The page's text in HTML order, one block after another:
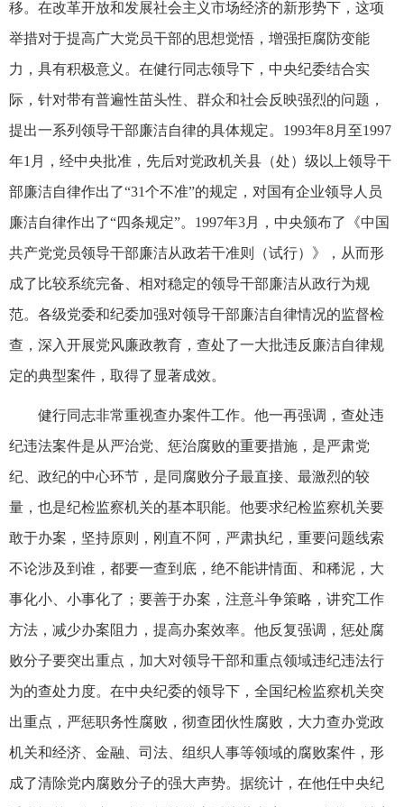
移。在改革开放和发展社会主义市场经济的新形势下，这项
举措对于提高广大党员干部的思想觉悟，增强拒腐防变能
力，具有积极意义。在健行同志领导下，中央纪委结合实
际，针对带有普遍性苗头性、群众和社会反映强烈的问题，
提出一系列领导干部廉洁自律的具体规定。1993年8月至1997
年1月，经中央批准，先后对党政机关县（处）级以上领导干
部廉洁自律作出了“31个不准”的规定，对国有企业领导人员
廉洁自律作出了“四条规定”。1997年3月，中央颁布了《中国
共产党党员领导干部廉洁从政若干准则（试行）》，从而形
成了比较系统完备、相对稳定的领导干部廉洁从政行为规
范。各级党委和纪委加强对领导干部廉洁自律情况的监督检
查，深入开展党风廉政教育，查处了一大批违反廉洁自律规
定的典型案件，取得了显著成效。
健行同志非常重视查办案件工作。他一再强调，查处违
纪违法案件是从严治党、惩治腐败的重要措施，是严肃党
纪、政纪的中心环节，是同腐败分子最直接、最激烈的较
量，也是纪检监察机关的基本职能。他要求纪检监察机关要
敢于办案，坚持原则，刚直不阿，严肃执纪，重要问题线索
不论涉及到谁，都要一查到底，绝不能讲情面、和稀泥，大
事化小、小事化了；要善于办案，注意斗争策略，讲究工作
方法，减少办案阻力，提高办案效率。他反复强调，惩处腐
败分子要突出重点，加大对领导干部和重点领域违纪违法行
为的查处力度。在中央纪委的领导下，全国纪检监察机关突
出重点，严惩职务性腐败，彻查团伙性腐败，大力查办党政
机关和经济、金融、司法、组织人事等领域的腐败案件，形
成了清除党内腐败分子的强大声势。据统计，在他任中央纪